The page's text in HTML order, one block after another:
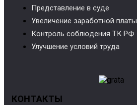
Представление в суде
Увеличение заработной платы
Контроль соблюдения ТК РФ
Улучшение условий труда
КОНТАКТЫ